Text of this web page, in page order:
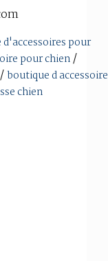
pour
pour chien/
/boutique d accessoire
chien